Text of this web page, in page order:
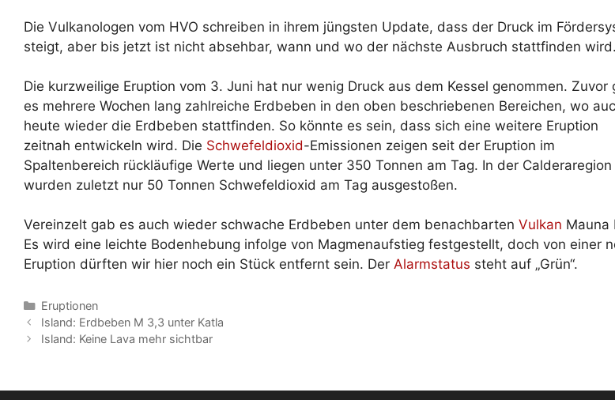
Die Vulkanologen vom HVO schreiben in ihrem jüngsten Update, dass der Druck im
steigt, aber bis jetzt ist nicht absehbar, wann und wo der nächste Ausbruch stattfinden wird.
Die kurzweilige Eruption vom 3. Juni hat nur wenig Druck aus dem Kessel genommen. Zuvor
es mehrere Wochen lang zahlreiche Erdbeben in den oben beschriebenen Bereichen, wo
heute wieder die Erdbeben stattfinden. So könnte es sein, dass sich eine weitere Eruption
zeitnah entwickeln wird. Die Schwefeldioxid-Emissionen zeigen seit der Eruption im
Spaltenbereich rückläufige Werte und liegen unter 350 Tonnen am Tag. In der Calderaregion
wurden zuletzt nur 50 Tonnen Schwefeldioxid am Tag ausgestoßen.
Vereinzelt gab es auch wieder schwache Erdbeben unter dem benachbarten Vulkan Mauna
Es wird eine leichte Bodenhebung infolge von Magmenaufstieg festgestellt, doch von einer
Eruption dürften wir hier noch ein Stück entfernt sein. Der Alarmstatus steht auf „Grün“.
Kategorien
Eruptionen
Island: Erdbeben M 3,3 unter Katla
Island: Keine Lava mehr sichtbar